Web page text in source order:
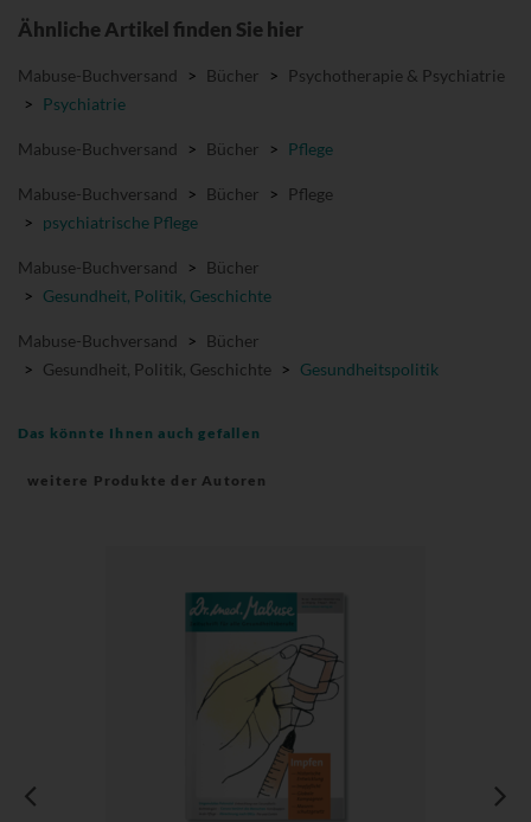
Ähnliche Artikel finden Sie hier
Mabuse-Buchversand > Bücher >
Psychotherapie & Psychiatrie
> Psychiatrie
Mabuse-Buchversand > Bücher > Pflege
Mabuse-Buchversand > Bücher >
Pflege
> psychiatrische Pflege
Mabuse-Buchversand > Bücher
> Gesundheit, Politik, Geschichte
Mabuse-Buchversand > Bücher
> Gesundheit, Politik, Geschichte > Gesundheitspolitik
Das könnte Ihnen auch gefallen
weitere Produkte der Autoren